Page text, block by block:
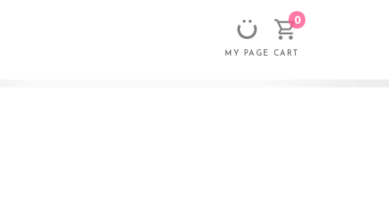
MY PAGE CART
0